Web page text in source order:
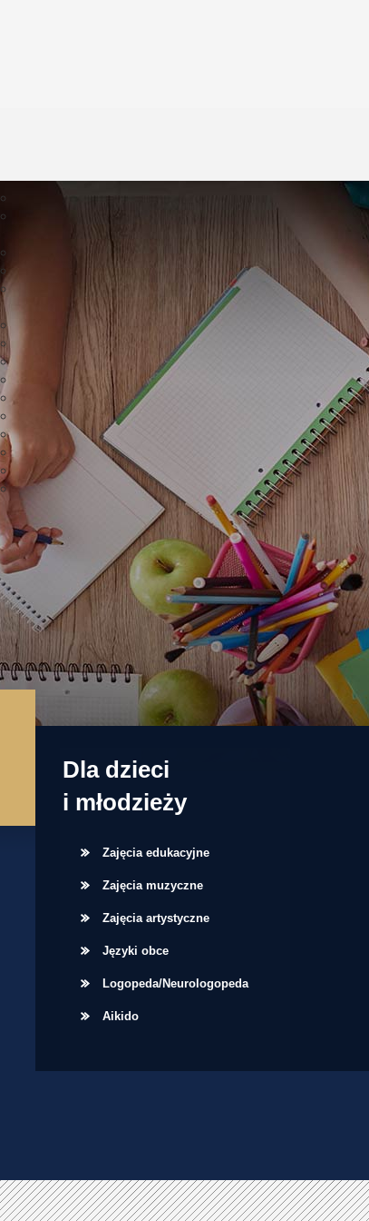
Dla dzieci
i młodzieży
Zajęcia edukacyjne
Zajęcia muzyczne
Zajęcia artystyczne
Języki obce
Logopeda/Neurologopeda
Aikido